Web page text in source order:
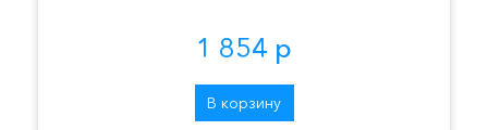
1 854 р
В корзину